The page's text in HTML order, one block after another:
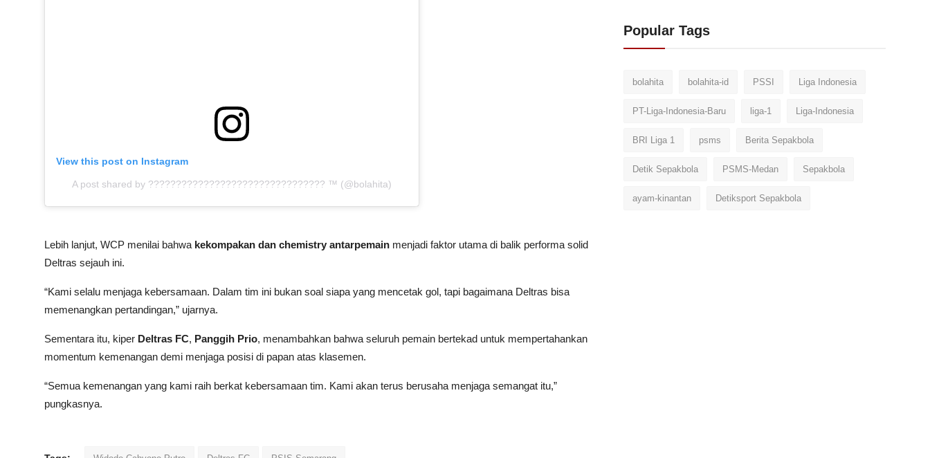
View this post on Instagram
A post shared by ???????????????????????????????? ™ (@bolahita)
Lebih lanjut, WCP menilai bahwa kekompakan dan chemistry antarpemain menjadi faktor utama di balik performa solid
Deltras sejauh ini.
“Kami selalu menjaga kebersamaan. Dalam tim ini bukan soal siapa yang mencetak gol, tapi bagaimana Deltras bisa
memenangkan pertandingan,” ujarnya.
Sementara itu, kiper Deltras FC, Panggih Prio, menambahkan bahwa seluruh pemain bertekad untuk mempertahankan
momentum kemenangan demi menjaga posisi di papan atas klasemen.
“Semua kemenangan yang kami raih berkat kebersamaan tim. Kami akan terus berusaha menjaga semangat itu,”
pungkasnya.
Popular Tags
bolahita bolahita-id PSSI Liga Indonesia
PT-Liga-Indonesia-Baru liga-1 Liga-Indonesia
BRI Liga 1 psms Berita Sepakbola
Detik Sepakbola PSMS-Medan Sepakbola
ayam-kinantan Detiksport Sepakbola